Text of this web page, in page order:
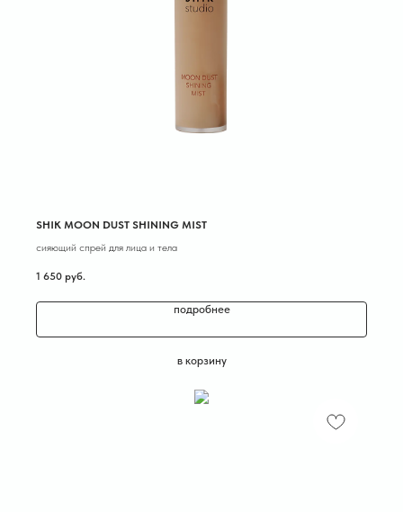
SHIK MOON DUST SHINING MIST
cияющий спрей для лица и тела
1 650 руб.
подробнее
в корзину